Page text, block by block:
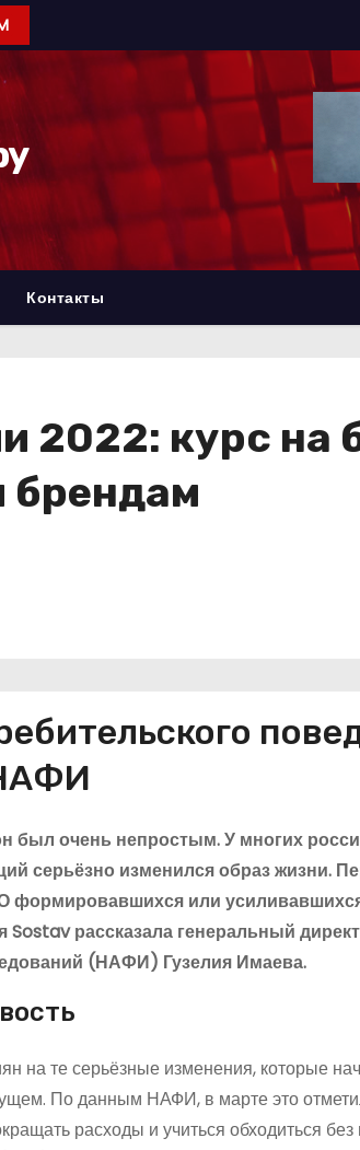
Контакты
2022: курс на
брендам
был очень непростым. У многих
серьёзно изменился образ жизни.
формировавшихся или
Sostav рассказала генеральный
(НАФИ) Гузелия Имаева.
на те серьёзные изменения, которые
По данным НАФИ, в марте это
расходы и учиться обходиться